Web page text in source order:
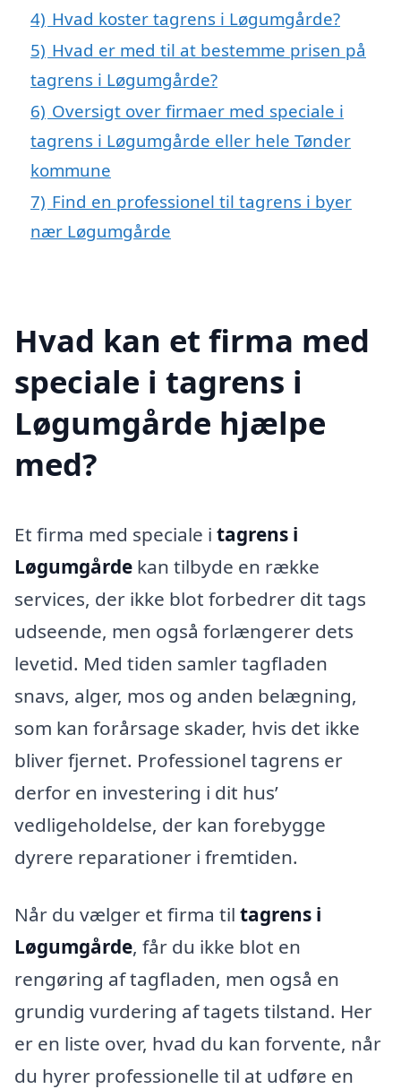
4) Hvad koster tagrens i Løgumgårde?
5) Hvad er med til at bestemme prisen på
tagrens i Løgumgårde?
6) Oversigt over firmaer med speciale i
tagrens i Løgumgårde eller hele Tønder
kommune
7) Find en professionel til tagrens i byer
nær Løgumgårde
Hvad kan et firma med
speciale i tagrens i
Løgumgårde hjælpe
med?
Et firma med speciale i tagrens i
Løgumgårde kan tilbyde en række
services, der ikke blot forbedrer dit tags
udseende, men også forlængerer dets
levetid. Med tiden samler tagfladen
snavs, alger, mos og anden belægning,
som kan forårsage skader, hvis det ikke
bliver fjernet. Professionel tagrens er
derfor en investering i dit hus’
vedligeholdelse, der kan forebygge
dyrere reparationer i fremtiden.
Når du vælger et firma til tagrens i
Løgumgårde, får du ikke blot en
rengøring af tagfladen, men også en
grundig vurdering af tagets tilstand. Her
er en liste over, hvad du kan forvente, når
du hyrer professionelle til at udføre en